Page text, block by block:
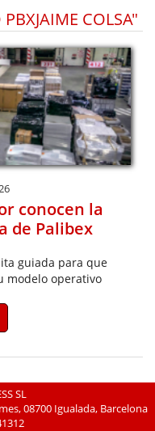
COLSA"
conocen la
de Palibex
guiada para que
modelo operativo
SL
08700 Igualada, Barcelona